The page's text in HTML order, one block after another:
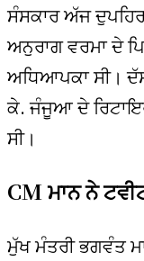
ਸੰਸਕਾਰ ਅੱਜ
ਅਨੁਰਾਗ ਵਰਮਾ ਦੇ
ਅਧਿਆਪਕਾ ਸੀ।
ਕੇ. ਜੰਜੂਆ ਦੇ
ਸੀ।
CM ਮਾਨ ਨੇ
ਮੁੱਖ ਮੰਤਰੀ ਭਗਵੰਤ